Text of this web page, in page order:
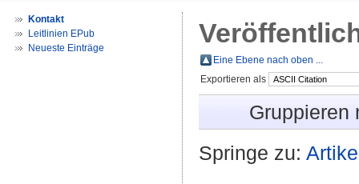
Kontakt
Leitlinien EPub
Neueste Einträge
Eine Ebene nach oben ...
Exportieren als
Gruppieren
Springe zu: